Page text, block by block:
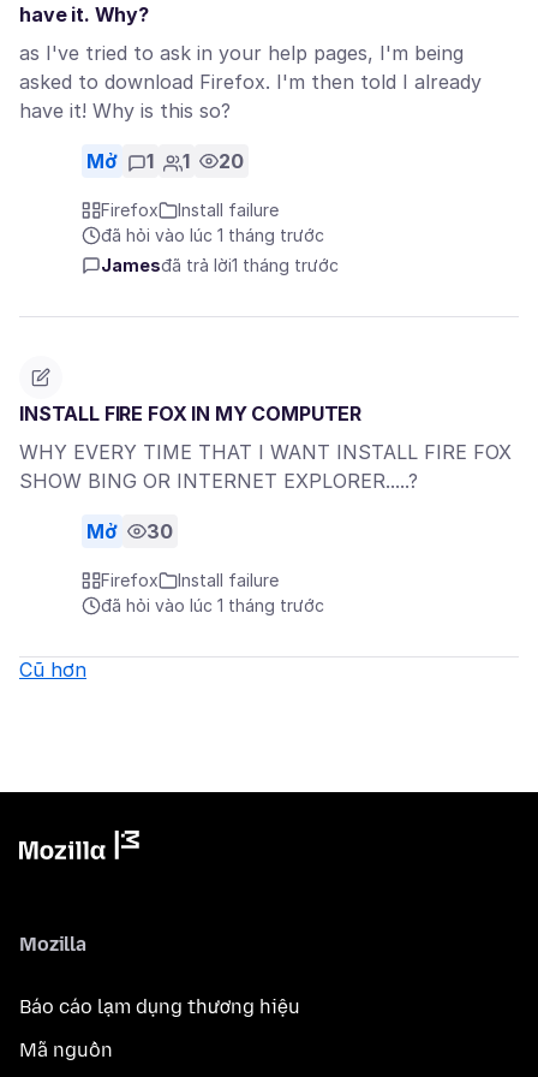
have it. Why?
as I've tried to ask in your help pages, I'm being
asked to download Firefox. I'm then told I already
have it! Why is this so?
Mở 1 1 20
Firefox
Install failure
đã hỏi vào lúc 1 tháng trước
Jamesđã trả lời1 tháng trước
INSTALL FIRE FOX IN MY COMPUTER
WHY EVERY TIME THAT I WANT INSTALL FIRE FOX
SHOW BING OR INTERNET EXPLORER.....?
Mở 30
Firefox
Install failure
đã hỏi vào lúc 1 tháng trước
Cũ hơn
Mozilla
Báo cáo lạm dụng thương hiệu
Mã nguồn